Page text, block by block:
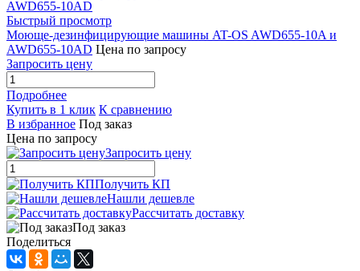
Быстрый просмотр
Моюще-дезинфицирующие машины AT-OS AWD655-10A и
AWD655-10AD Цена по запросу
Запросить цену
Подробнее
Купить в 1 клик К сравнению
В избранное Под заказ
Цена по запросу
Запросить цену
Получить КП
Нашли дешевле
Рассчитать доставку
Под заказ
Поделиться